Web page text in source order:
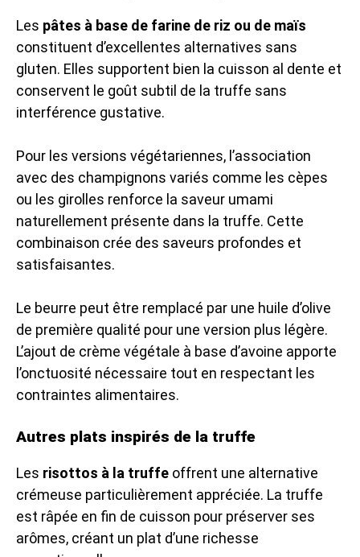
Les pâtes à base de farine de riz ou de maïs
constituent d’excellentes alternatives sans
gluten. Elles supportent bien la cuisson al dente et
conservent le goût subtil de la truffe sans
interférence gustative.
Pour les versions végétariennes, l’association
avec des champignons variés comme les cèpes
ou les girolles renforce la saveur umami
naturellement présente dans la truffe. Cette
combinaison crée des saveurs profondes et
satisfaisantes.
Le beurre peut être remplacé par une huile d’olive
de première qualité pour une version plus légère.
L’ajout de crème végétale à base d’avoine apporte
l’onctuosité nécessaire tout en respectant les
contraintes alimentaires.
Autres plats inspirés de la truffe
Les risottos à la truffe offrent une alternative
crémeuse particulièrement appréciée. La truffe
est râpée en fin de cuisson pour préserver ses
arômes, créant un plat d’une richesse